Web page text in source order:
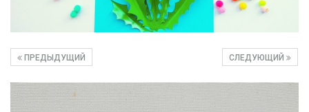
СЛЕДУЮЩИЙ
ПРЕДЫДУЩИЙ